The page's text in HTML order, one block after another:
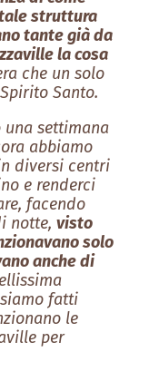
struttura
tante già da
la cosa
che un solo
Santo.
una settimana
abbiamo
diversi centri
e renderci
facendo
notte, visto
solo
anche di
fatti
le
per